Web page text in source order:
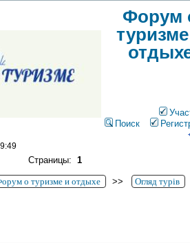
Форум
Поиск
Страницы:1
о туризме и отдыхе >> Огляд турів